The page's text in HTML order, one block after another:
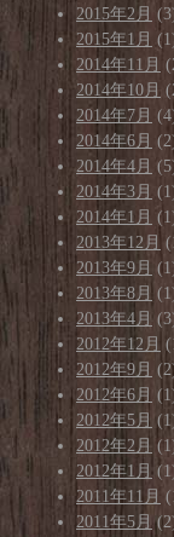
2015年2月
2015年1月
2014年11月
2014年10月
2014年7月
2014年6月
2014年4月
2014年3月
2014年1月
2013年12月
2013年9月
2013年8月
2013年4月
2012年12月
2012年9月
2012年6月
2012年5月
2012年2月
2012年1月
2011年11月
2011年5月